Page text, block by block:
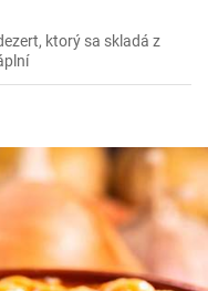
ktorý sa skladá z